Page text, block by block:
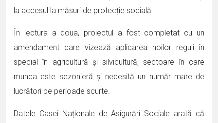
la accesul la măsuri de protecție socială.
În lectura a doua, proiectul a fost completat cu un
amendament care vizează aplicarea noilor reguli în
special în agricultură și silvicultură, sectoare în care
munca este sezonieră și necesită un număr mare de
lucrători pe perioade scurte.
Datele Casei Naționale de Asigurări Sociale arată că